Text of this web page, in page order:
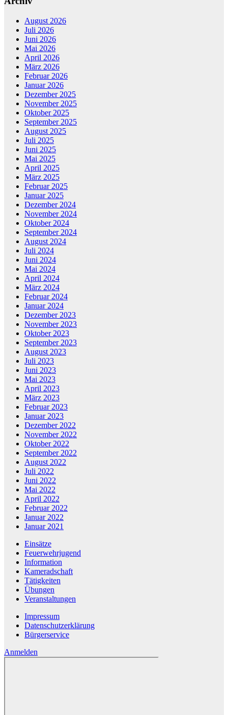
August 2026
Juli 2026
Juni 2026
Mai 2026
April 2026
März 2026
Februar 2026
Januar 2026
Dezember 2025
November 2025
Oktober 2025
September 2025
August 2025
Juli 2025
Juni 2025
Mai 2025
April 2025
März 2025
Februar 2025
Januar 2025
Dezember 2024
November 2024
Oktober 2024
September 2024
August 2024
Juli 2024
Juni 2024
Mai 2024
April 2024
März 2024
Februar 2024
Januar 2024
Dezember 2023
November 2023
Oktober 2023
September 2023
August 2023
Juli 2023
Juni 2023
Mai 2023
April 2023
März 2023
Februar 2023
Januar 2023
Dezember 2022
November 2022
Oktober 2022
September 2022
August 2022
Juli 2022
Juni 2022
Mai 2022
April 2022
Februar 2022
Januar 2022
Januar 2021
Einsätze
Feuerwehrjugend
Information
Kameradschaft
Tätigkeiten
Übungen
Veranstaltungen
Impressum
Datenschutzerklärung
Bürgerservice
Anmelden